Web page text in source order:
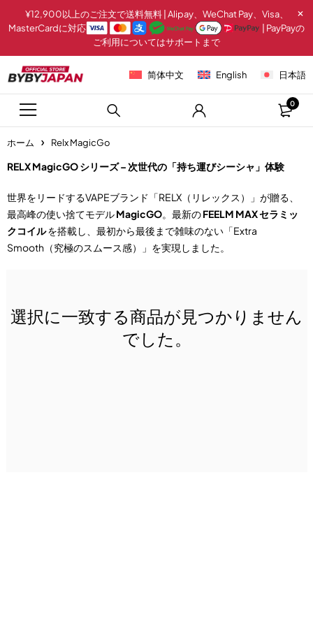
¥12,900以上のご注文で送料無料 | Alipay、WeChat Pay、Visa、
MasterCardに対応
| PayPayの
ご利用についてはサポートまで
简体中文 English 日本語
0
ホーム Relx MagicGo
RELX MagicGO シリーズ – 次世代の「持ち運びシーシャ」体験
世界をリードするVAPEブランド「RELX（リレックス）」が贈る、
最高峰の使い捨てモデルMagicGO。最新のFEELM MAX セラミッ
クコイルを搭載し、最初から最後まで雑味のない「Extra
Smooth（究極のスムース感）」を実現しました。
選択に一致する商品が見つかりません
でした。